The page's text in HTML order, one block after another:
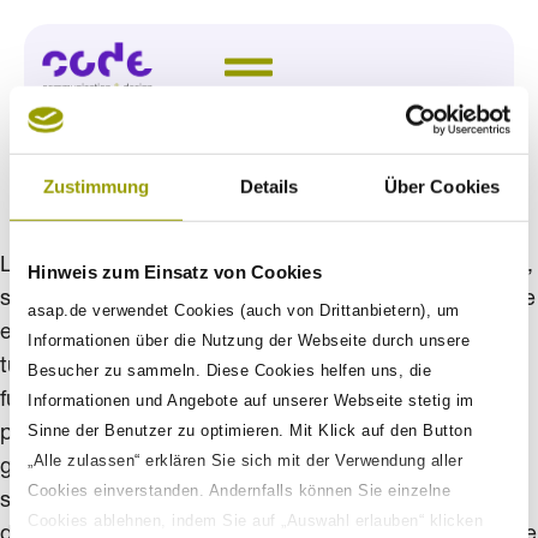
Zustimmung Details Über Cookies
Hinweis zum Einsatz von Cookies
asap.de verwendet Cookies (auch von Drittanbietern), um
Informationen über die Nutzung der Webseite durch unsere
Besucher zu sammeln. Diese Cookies helfen uns, die
Informationen und Angebote auf unserer Webseite stetig im
Sinne der Benutzer zu optimieren. Mit Klick auf den Button
„Alle zulassen“ erklären Sie sich mit der Verwendung aller
Cookies einverstanden. Andernfalls können Sie einzelne
Cookies ablehnen, indem Sie auf „Auswahl erlauben“ klicken
New aproach
Lorem ipsum dolors sit amet, cons ectetur adipisci elit,
sed do eiusmod tempor inc ididunt ut labores et dolore
ercit ati on ull amco laboris nisi ut aliqui. Dui aute irur
tu dolo end erit in volup tate velit ese cilu ei dolore eu
fugiat. Eam et lucilius delicat. At fabulas inimicus cum,
per quise an. Id per ferri rum mediocrem, mea ne
graeci dolorem vituperata, habeo ullum disputando an
sit. Veritus um no qui, at usu quod at inimicuse psum